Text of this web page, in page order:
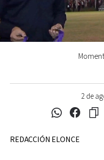
2 de
REDACCIÓN ELONCE